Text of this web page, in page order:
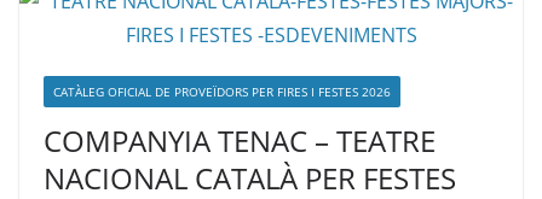
CATÀLEG OFICIAL DE PROVEÏDORS PER FIRES I FESTES 2026
COMPANYIA TENAC – TEATRE
NACIONAL CATALÀ PER FESTES